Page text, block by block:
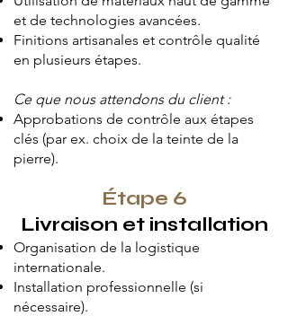
et de technologies avancées.
Finitions artisanales et contrôle qualité
en plusieurs étapes.
Ce que nous attendons du client :
Approbations de contrôle aux étapes
clés (par ex. choix de la teinte de la
pierre).
Étape 6
Livraison et installation
Organisation de la logistique
internationale.
Installation professionnelle (si
nécessaire).